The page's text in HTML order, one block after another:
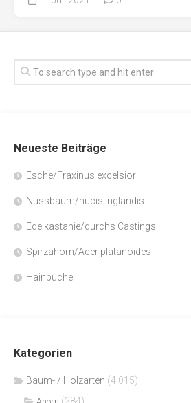
Neueste Beiträge
Esche/Fraxinus excelsior
Nussbaum/nucis inglandis
Edelkastanie/durchs Castings
Spirzahorn/Acer platanoides
Hainbuche
Kategorien
Bäum- / Holzarten (4.015)
(284)